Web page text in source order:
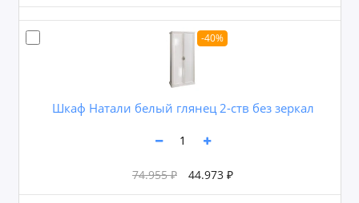
-40%
Шкаф Натали белый глянец 2-ств без зеркал
74.955 ₽ 44.973 ₽